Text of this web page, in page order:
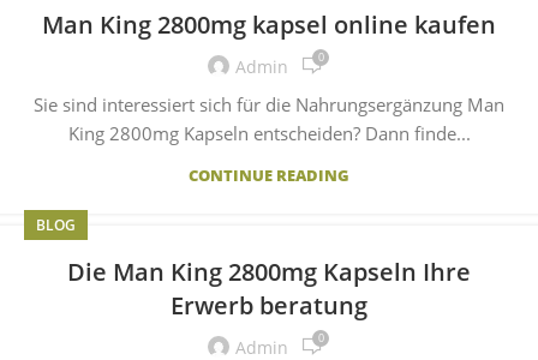
Man King 2800mg kapsel online kaufen
Admin 0
Sie sind interessiert sich für die Nahrungsergänzung Man
King 2800mg Kapseln entscheiden? Dann finde...
CONTINUE READING
BLOG
Die Man King 2800mg Kapseln Ihre
Erwerb beratung
Admin 0